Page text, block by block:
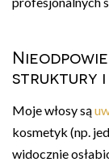
struktury i
Moje włosy są
kosmetyk (np.
widocznie